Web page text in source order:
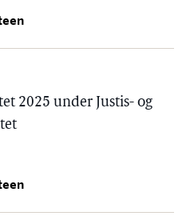
2025 under Justis- og